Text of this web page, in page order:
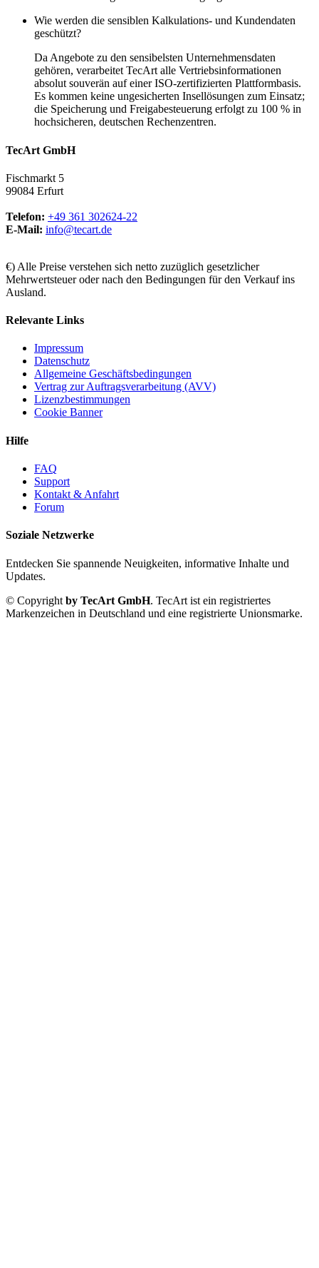
Wie werden die sensiblen Kalkulations- und Kundendaten
geschützt?
Da Angebote zu den sensibelsten Unternehmensdaten
gehören, verarbeitet TecArt alle Vertriebsinformationen
absolut souverän auf einer ISO-zertifizierten Plattformbasis.
Es kommen keine ungesicherten Insellösungen zum Einsatz;
die Speicherung und Freigabesteuerung erfolgt zu 100 % in
hochsicheren, deutschen Rechenzentren.
TecArt GmbH
Fischmarkt 5
99084 Erfurt
Telefon: +49 361 302624-22
E-Mail: info@tecart.de
€) Alle Preise verstehen sich netto zuzüglich gesetzlicher
Mehrwertsteuer oder nach den Bedingungen für den Verkauf ins
Ausland.
Relevante Links
Impressum
Datenschutz
Allgemeine Geschäftsbedingungen
Vertrag zur Auftragsverarbeitung (AVV)
Lizenzbestimmungen
Cookie Banner
Hilfe
FAQ
Support
Kontakt & Anfahrt
Forum
Soziale Netzwerke
Entdecken Sie spannende Neuigkeiten, informative Inhalte und
Updates.
© Copyright by TecArt GmbH. TecArt ist ein registriertes
Markenzeichen in Deutschland und eine registrierte Unionsmarke.